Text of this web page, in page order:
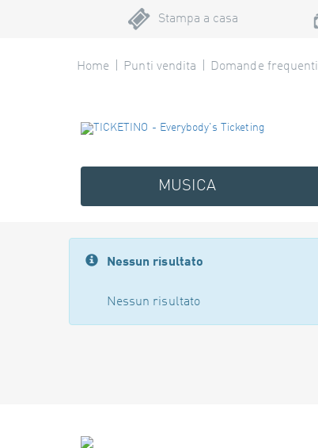
Stampa a casa
Home Punti vendita Domande frequenti
MUSICA
Nessun risultato
Nessun risultato